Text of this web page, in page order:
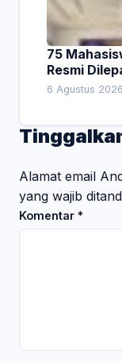
75
Resmi
Empat
6 Agustus 2026
Alamat email
yang wajib
Komentar *